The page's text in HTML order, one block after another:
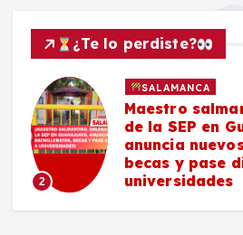
¿Te lo perdiste?
2
SALAMANCA
Maestro
de la SEP en
anuncia
becas y pase
universidades